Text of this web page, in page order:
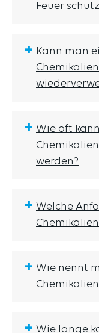
Feuer
+ Kann man
+ Wie oft
werden?
+ Welche
+ Wie nennt
+ Wie lange